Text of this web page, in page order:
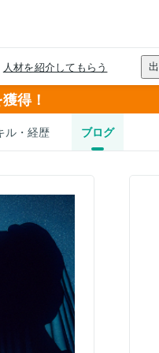
得！
ル・経歴 ブログ